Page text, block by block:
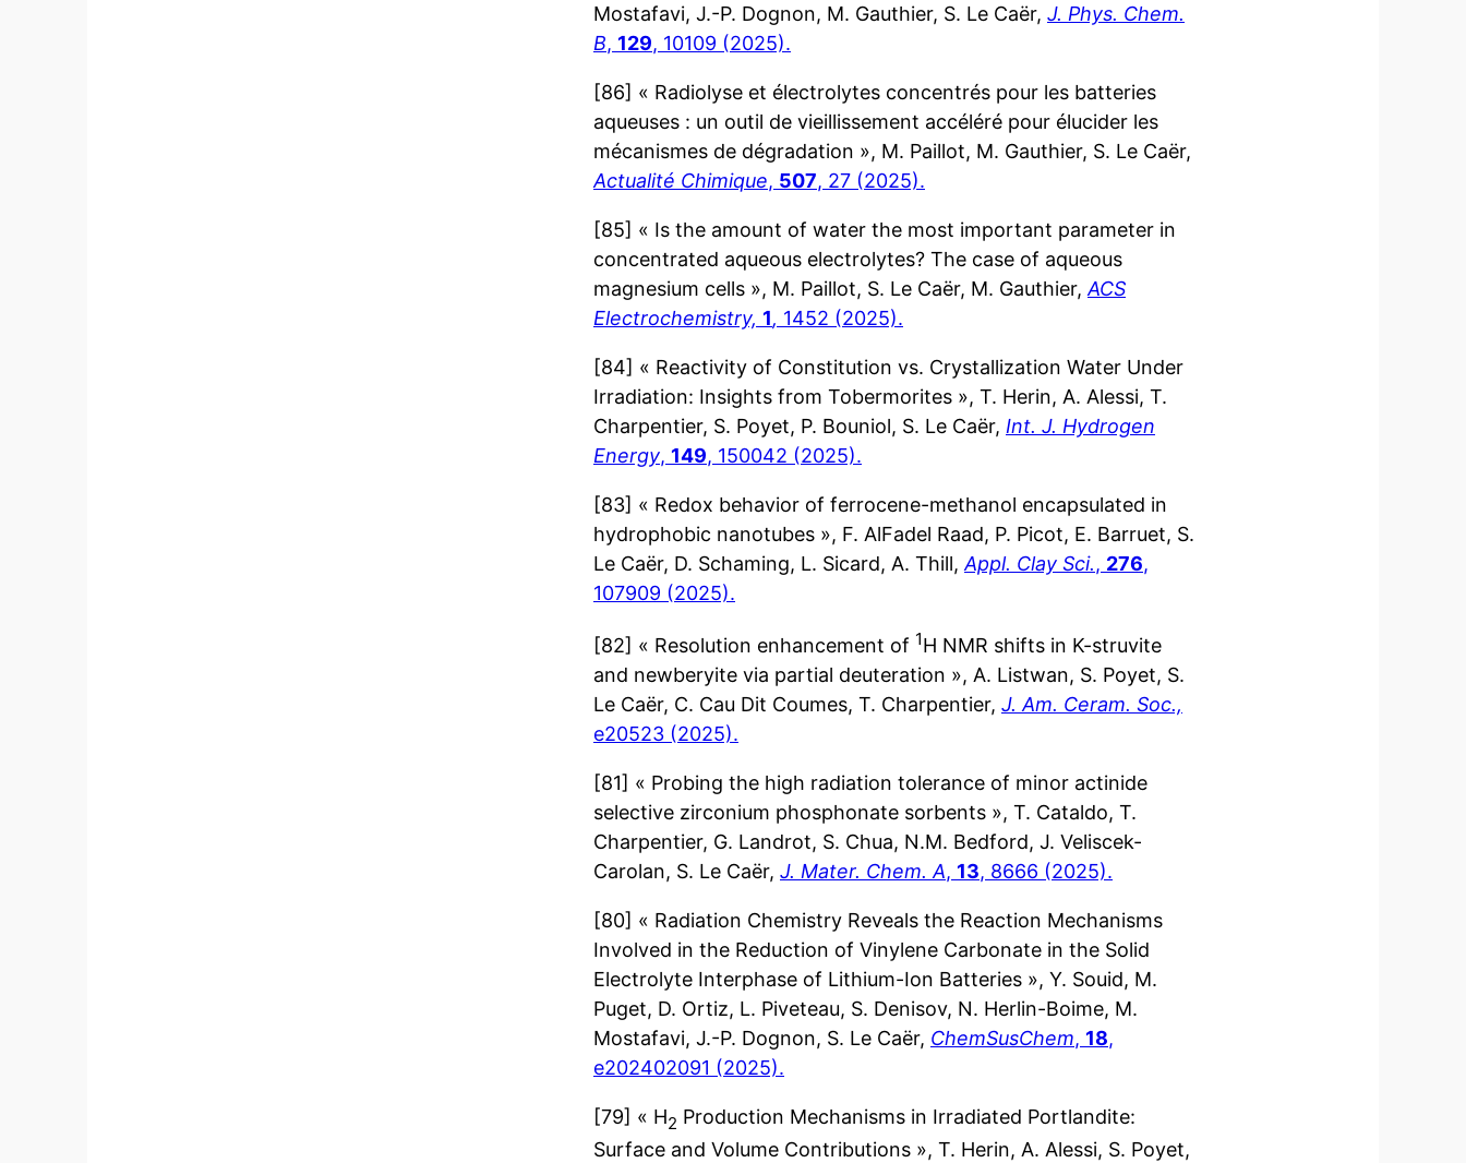
Mostafavi, J.-P. Dognon, M. Gauthier, S. Le Caër, J. Phys. Chem.
B, 129, 10109 (2025).
[86] « Radiolyse et électrolytes concentrés pour les batteries
aqueuses : un outil de vieillissement accéléré pour élucider les
mécanismes de dégradation », M. Paillot, M. Gauthier, S. Le Caër,
Actualité Chimique, 507, 27 (2025).
[85] « Is the amount of water the most important parameter in
concentrated aqueous electrolytes? The case of aqueous
magnesium cells », M. Paillot, S. Le Caër, M. Gauthier, ACS
Electrochemistry, 1, 1452 (2025).
[84] « Reactivity of Constitution vs. Crystallization Water Under
Irradiation: Insights from Tobermorites », T. Herin, A. Alessi, T.
Charpentier, S. Poyet, P. Bouniol, S. Le Caër, Int. J. Hydrogen
Energy, 149, 150042 (2025).
[83] « Redox behavior of ferrocene-methanol encapsulated in
hydrophobic nanotubes », F. AlFadel Raad, P. Picot, E. Barruet, S.
Le Caër, D. Schaming, L. Sicard, A. Thill, Appl. Clay Sci., 276,
107909 (2025).
[82] « Resolution enhancement of 1H NMR shifts in K-struvite
and newberyite via partial deuteration », A. Listwan, S. Poyet, S.
Le Caër, C. Cau Dit Coumes, T. Charpentier, J. Am. Ceram. Soc.,
e20523 (2025).
[81] « Probing the high radiation tolerance of minor actinide
selective zirconium phosphonate sorbents », T. Cataldo, T.
Charpentier, G. Landrot, S. Chua, N.M. Bedford, J. Veliscek-
Carolan, S. Le Caër, J. Mater. Chem. A, 13, 8666 (2025).
[80] « Radiation Chemistry Reveals the Reaction Mechanisms
Involved in the Reduction of Vinylene Carbonate in the Solid
Electrolyte Interphase of Lithium-Ion Batteries », Y. Souid, M.
Puget, D. Ortiz, L. Piveteau, S. Denisov, N. Herlin-Boime, M.
Mostafavi, J.-P. Dognon, S. Le Caër, ChemSusChem, 18,
e202402091 (2025).
[79] « H2 Production Mechanisms in Irradiated Portlandite:
Surface and Volume Contributions », T. Herin, A. Alessi, S. Poyet,